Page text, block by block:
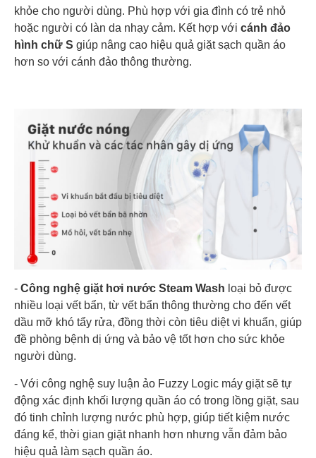
khỏe cho người dùng. Phù hợp với gia đình có trẻ nhỏ
hoặc người có làn da nhạy cảm. Kết hợp với cánh đảo
hình chữ S giúp nâng cao hiệu quả giặt sạch quần áo
hơn so với cánh đảo thông thường.
- Công nghệ giặt hơi nước Steam Wash loại bỏ được
nhiều loại vết bẩn, từ vết bẩn thông thường cho đến vết
dầu mỡ khó tẩy rửa, đồng thời còn tiêu diệt vi khuẩn, giúp
đề phòng bệnh dị ứng và bảo vệ tốt hơn cho sức khỏe
người dùng.
- Với công nghệ suy luận ảo Fuzzy Logic máy giặt sẽ tự
động xác định khối lượng quần áo có trong lồng giặt, sau
đó tinh chỉnh lượng nước phù hợp, giúp tiết kiệm nước
đáng kể, thời gian giặt nhanh hơn nhưng vẫn đảm bảo
hiệu quả làm sạch quần áo.